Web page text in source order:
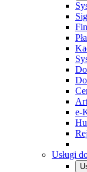
e-
Usługi